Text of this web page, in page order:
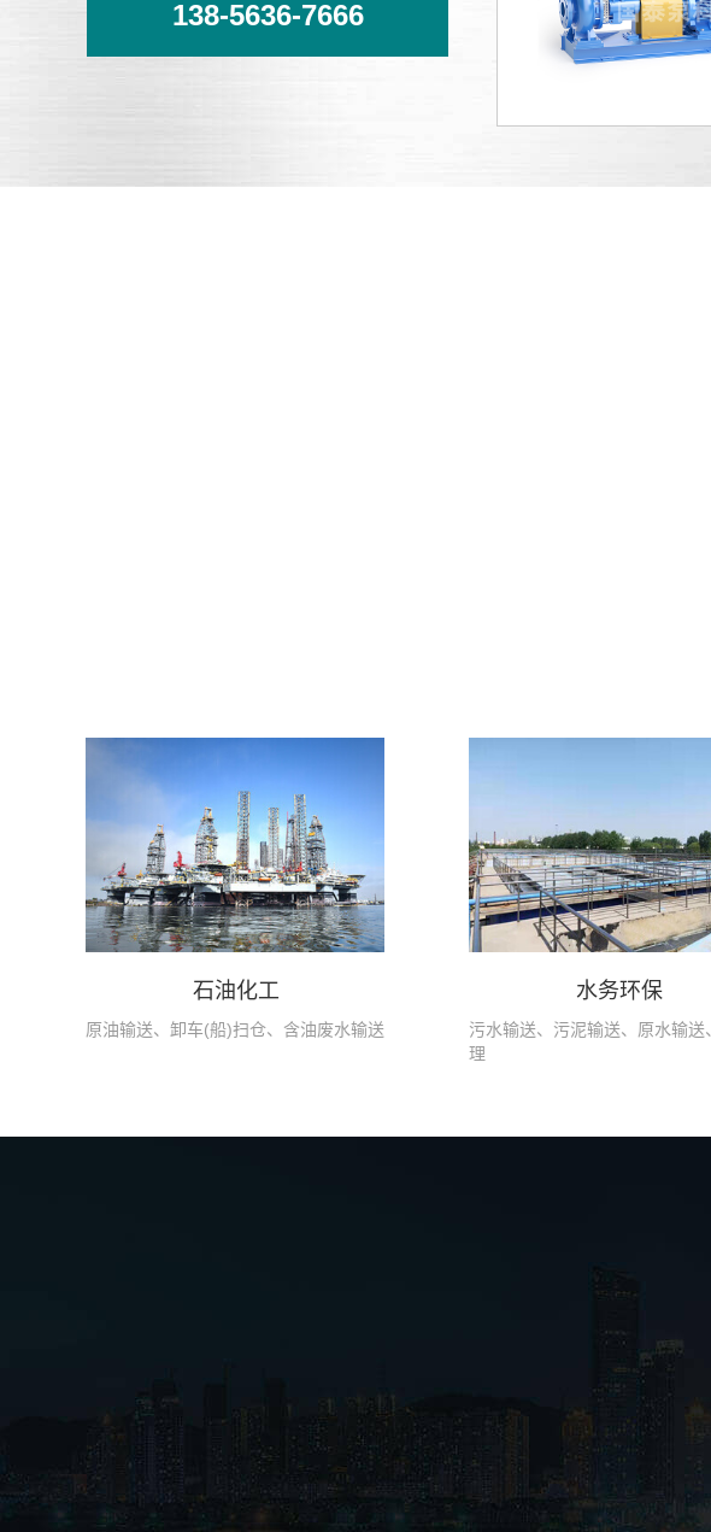
138-5636-7666
石油化工
原油输送、卸车(船)扫仓、含油废水输送
水务环保
污水输送、污泥输送、原水输送
理
凸轮转子泵